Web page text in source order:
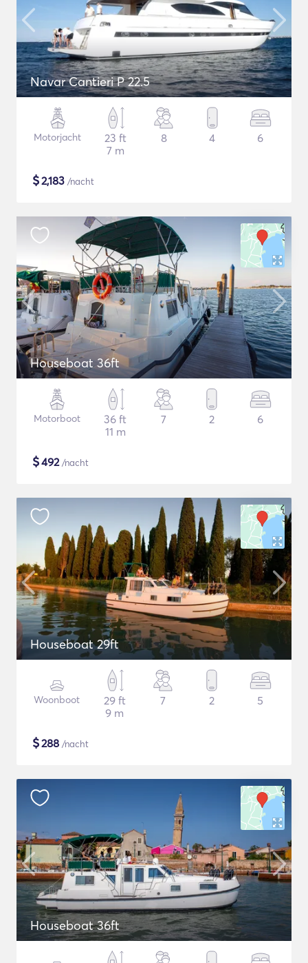
Navar Cantieri P 22.5
Motorjacht
23 ft
7 m
8 4 6
$2,183 /nacht
Houseboat 36ft
Motorboot
36 ft
11 m
7 2 6
$492/nacht
Houseboat 29ft
Woonboot
29 ft
9 m
7 2 5
$288 /nacht
Houseboat 36ft